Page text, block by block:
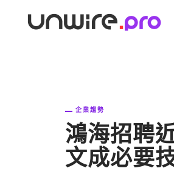
企業趨勢
鴻海招聘
文成必要